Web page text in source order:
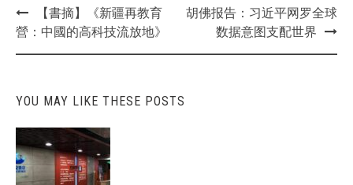
Post
navigation
【書摘】《新疆再教育
營：中國的高科技流放地》
胡佛报告：习近平网罗全球
数据意图支配世界
YOU MAY LIKE THESE POSTS